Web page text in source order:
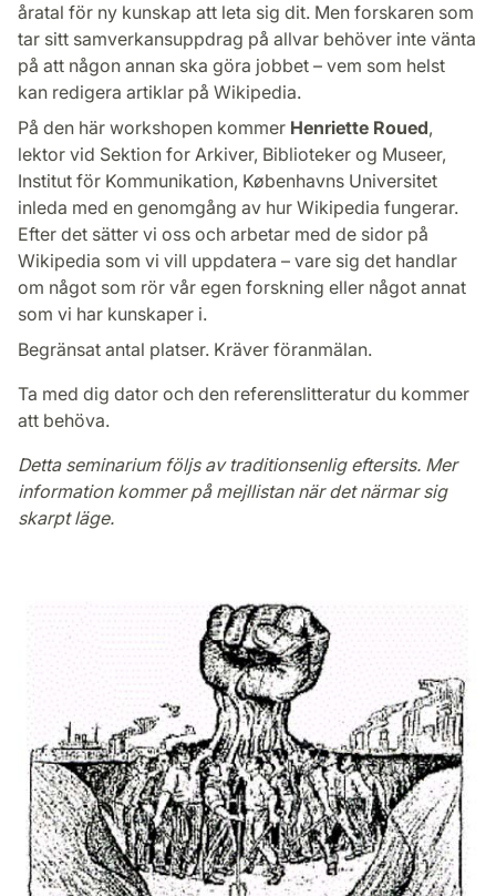
åratal för ny kunskap att leta sig dit. Men forskaren som
tar sitt samverkansuppdrag på allvar behöver inte vänta
på att någon annan ska göra jobbet – vem som helst
kan redigera artiklar på Wikipedia.
På den här workshopen kommer Henriette Roued,
lektor vid Sektion for Arkiver, Biblioteker og Museer,
Institut för Kommunikation, Københavns Universitet
inleda med en genomgång av hur Wikipedia fungerar.
Efter det sätter vi oss och arbetar med de sidor på
Wikipedia som vi vill uppdatera – vare sig det handlar
om något som rör vår egen forskning eller något annat
som vi har kunskaper i.
Begränsat antal platser. Kräver föranmälan.
Ta med dig dator och den referenslitteratur du kommer
att behöva.
Detta seminarium följs av traditionsenlig eftersits. Mer
information kommer på mejllistan när det närmar sig
skarpt läge.